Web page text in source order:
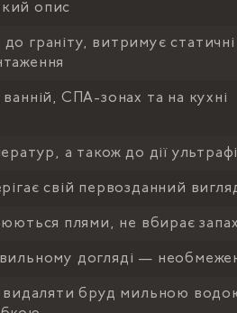
опис
граніту, витримує статичні
СПА-зонах та на кухні
а також до дії
свій первозданний
плями, не вбирає запах
догляді —
бруд мильною